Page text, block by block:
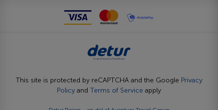
This site is protected by reCAPTCHA and the Google Privacy
Policy and Terms of Service apply